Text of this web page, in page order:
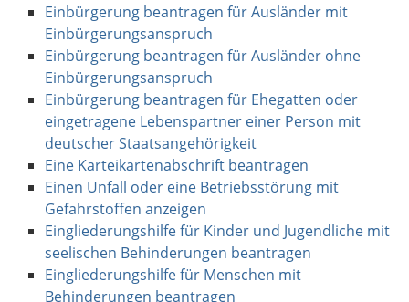
Einbürgerung beantragen für Ausländer mit
Einbürgerungsanspruch
Einbürgerung beantragen für Ausländer ohne
Einbürgerungsanspruch
Einbürgerung beantragen für Ehegatten oder
eingetragene Lebenspartner einer Person mit
deutscher Staatsangehörigkeit
Eine Karteikartenabschrift beantragen
Einen Unfall oder eine Betriebsstörung mit
Gefahrstoffen anzeigen
Eingliederungshilfe für Kinder und Jugendliche mit
seelischen Behinderungen beantragen
Eingliederungshilfe für Menschen mit
Behinderungen beantragen